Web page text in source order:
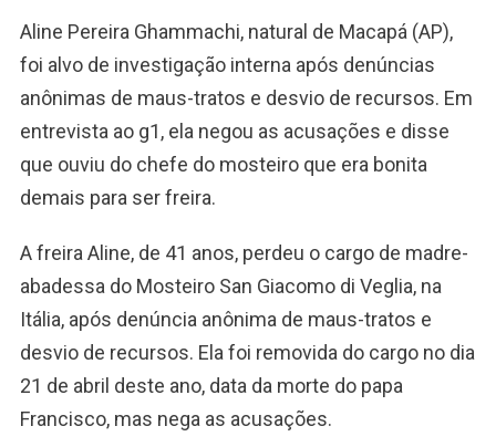
Aline Pereira Ghammachi, natural de Macapá (AP),
foi alvo de investigação interna após denúncias
anônimas de maus-tratos e desvio de recursos. Em
entrevista ao g1, ela negou as acusações e disse
que ouviu do chefe do mosteiro que era bonita
demais para ser freira.
A freira Aline, de 41 anos, perdeu o cargo de madre-
abadessa do Mosteiro San Giacomo di Veglia, na
Itália, após denúncia anônima de maus-tratos e
desvio de recursos. Ela foi removida do cargo no dia
21 de abril deste ano, data da morte do papa
Francisco, mas nega as acusações.